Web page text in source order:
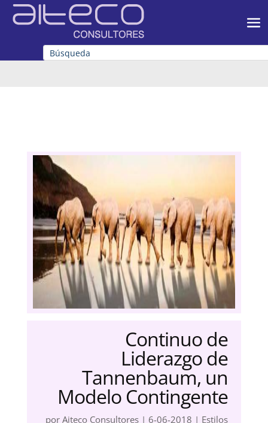
Continuo de
Liderazgo de
Tannenbaum, un
Modelo Contingente
por Aiteco Consultores| 6-06-2018 | Estilos